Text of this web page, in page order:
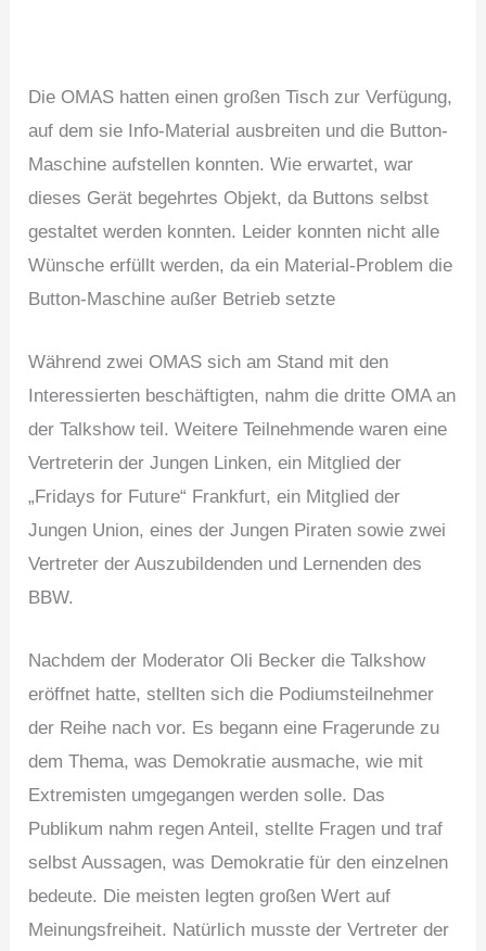
Die OMAS hatten einen großen Tisch zur Verfügung,
auf dem sie Info-Material ausbreiten und die Button-
Maschine aufstellen konnten. Wie erwartet, war
dieses Gerät begehrtes Objekt, da Buttons selbst
gestaltet werden konnten. Leider konnten nicht alle
Wünsche erfüllt werden, da ein Material-Problem die
Button-Maschine außer Betrieb setzte
Während zwei OMAS sich am Stand mit den
Interessierten beschäftigten, nahm die dritte OMA an
der Talkshow teil. Weitere Teilnehmende waren eine
Vertreterin der Jungen Linken, ein Mitglied der
„Fridays for Future“ Frankfurt, ein Mitglied der
Jungen Union, eines der Jungen Piraten sowie zwei
Vertreter der Auszubildenden und Lernenden des
BBW.
Nachdem der Moderator Oli Becker die Talkshow
eröffnet hatte, stellten sich die Podiumsteilnehmer
der Reihe nach vor. Es begann eine Fragerunde zu
dem Thema, was Demokratie ausmache, wie mit
Extremisten umgegangen werden solle. Das
Publikum nahm regen Anteil, stellte Fragen und traf
selbst Aussagen, was Demokratie für den einzelnen
bedeute. Die meisten legten großen Wert auf
Meinungsfreiheit. Natürlich musste der Vertreter der